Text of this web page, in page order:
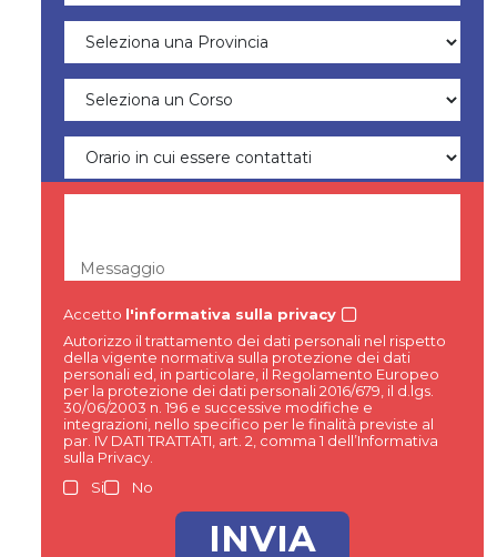
Messaggio
Accetto l'informativa sulla privacy
Autorizzo il trattamento dei dati personali nel rispetto
della vigente normativa sulla protezione dei dati
personali ed, in particolare, il Regolamento Europeo
per la protezione dei dati personali 2016/679, il d.lgs.
30/06/2003 n. 196 e successive modifiche e
integrazioni, nello specifico per le finalità previste al
par. IV DATI TRATTATI, art. 2, comma 1 dell’Informativa
sulla Privacy.
Si
No